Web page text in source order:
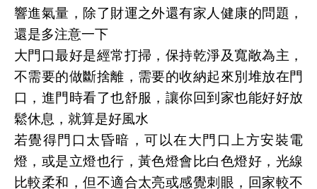
響進氣量，除了財運之外還有家人健康的問題，
還是多注意一下
大門口最好是經常打掃，保持乾淨及寬敞為主，
不需要的做斷捨離，需要的收納起來別堆放在門
口，進門時看了也舒服，讓你回到家也能好好放
鬆休息，就算是好風水
若覺得門口太昏暗，可以在大門口上方安裝電
燈，或是立燈也行，黃色燈會比白色燈好，光線
比較柔和，但不適合太亮或感覺刺眼，回家較不